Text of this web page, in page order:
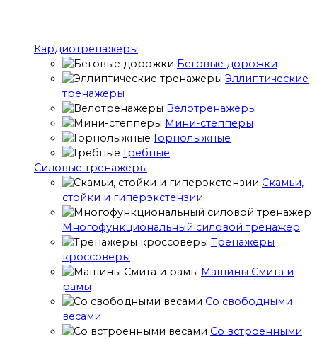
Кардиотренажеры
Беговые дорожки
Эллиптические
тренажеры
Велотренажеры
Мини-степперы
Горнолыжные
Гребные
Cиловые тренажеры
Скамьи,
стойки и гиперэкстензии
Многофункциональный силовой тренажер
Тренажеры
кроссоверы
Машины Смита и
рамы
Со свободными
весами
Со встроенными